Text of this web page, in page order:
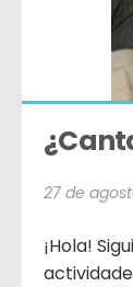
27 de
¡Hola!